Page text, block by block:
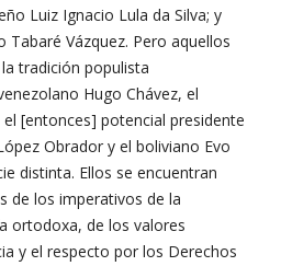
Luiz Ignacio Lula da Silva; y
Tabaré Vázquez. Pero aquellos
tradición populista
Hugo Chávez, el
[entonces] potencial presidente
Obrador y el boliviano Evo
distinta. Ellos se encuentran
de los imperativos de la
ortodoxa, de los valores
y el respecto por los Derechos